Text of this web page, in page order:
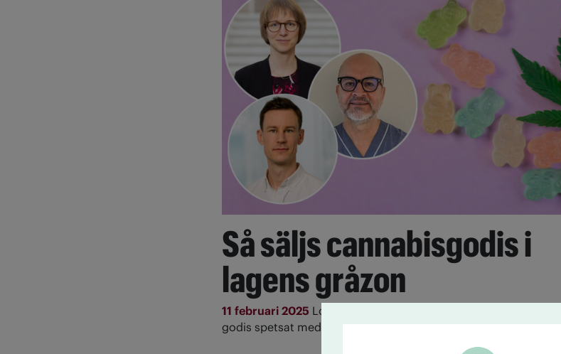
Så säljs cannabisgodis i
lagens gråzon
11 februari 2025 Lockande, sött – och lätt att överdosera. Nu
godis spetsat med semisyntetiska cannabinoider över disk,